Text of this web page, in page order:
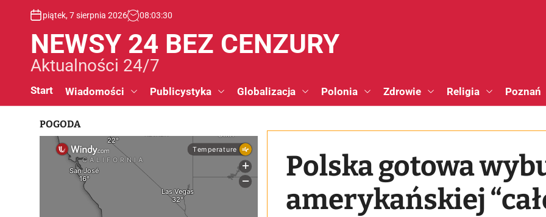
piątek, 7 sierpnia 2026 08:03:31
NEWSY 24 BEZ CENZURY
Aktualności 24/7
Start Wiadomości Publicystyka Globalizacja Polonia Zdrowie Religia Poznań
Polska gotowa
amerykańskiej
POGODA